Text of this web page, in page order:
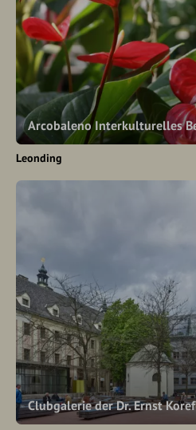
Arcobaleno Interkulturelles
Leonding
Clubgalerie der Dr. Ernst